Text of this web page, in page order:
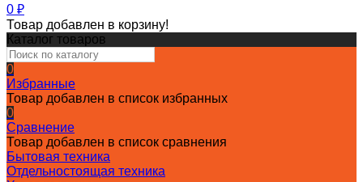
0 ₽
Товар добавлен в корзину!
Каталог товаров
0
Избранные
Товар добавлен в список избранных
0
Сравнение
Товар добавлен в список сравнения
Бытовая техника
Отдельностоящая техника